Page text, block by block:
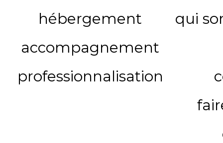
hébergement
accompagnement
professionnalisation
qui